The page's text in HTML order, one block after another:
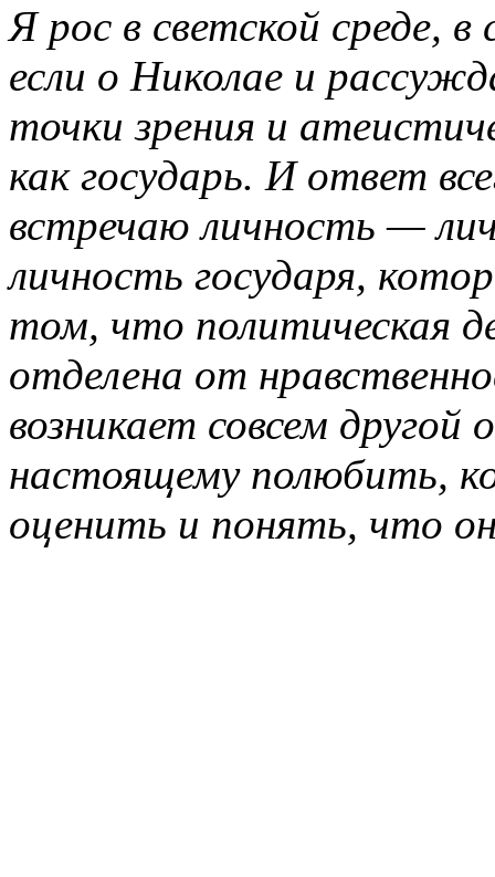
Я рос в светской среде,
если о Николае и
точки зрения и
как государь. И ответ
встречаю личность —
личность государя,
том, что политическая
отделена от
возникает совсем
настоящему полюбить,
оценить и понять, что